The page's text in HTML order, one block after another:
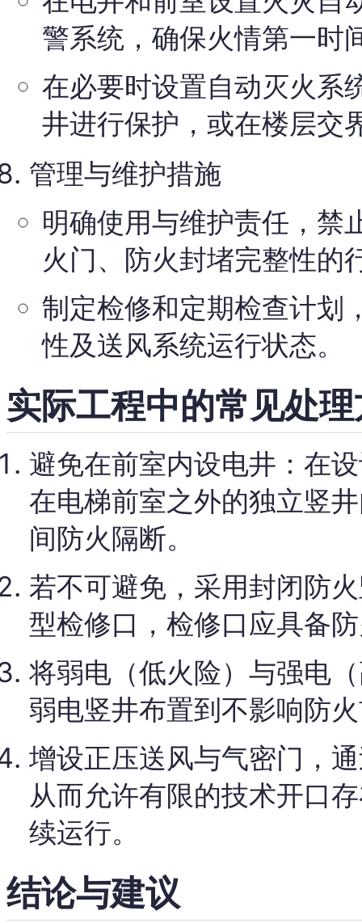
警系统，确保火情第一时
在必要时设置自动灭火系
井进行保护，或在楼层交
管理与维护措施
明确使用与维护责任，禁
火门、防火封堵完整性的
制定检修和定期检查计划
性及送风系统运行状态。
实际工程中的常见处
避免在前室内设电井：在
在电梯前室之外的独立竖
间防火隔断。
若不可避免，采用封闭防
型检修口，检修口应具备
将弱电（低火险）与强电
弱电竖井布置到不影响防
增设正压送风与气密门，
从而允许有限的技术开口
续运行。
结论与建议